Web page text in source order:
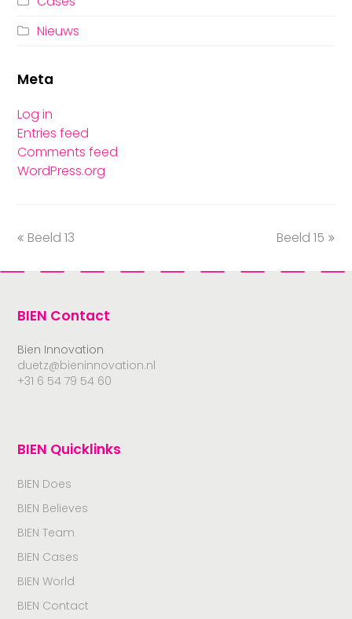
Nieuws
Meta
Log in
Entries feed
Comments feed
WordPress.org
Beeld 13 Beeld 15
BIEN Contact
Bien Innovation
duetz@bieninnovation.nl
+31 6 54 79 54 60
BIEN Quicklinks
BIEN Does
BIEN Believes
BIEN Team
BIEN Cases
BIEN World
BIEN Contact